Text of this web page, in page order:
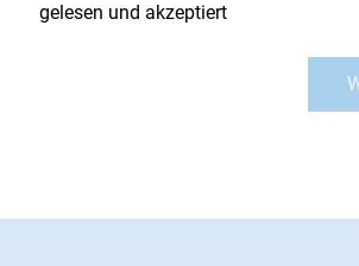
gelesen und akzeptiert